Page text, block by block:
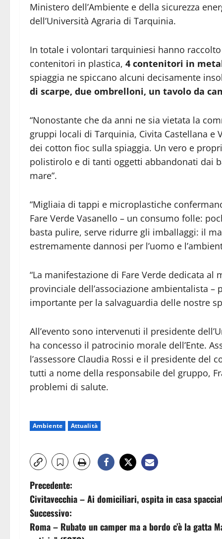
Ministero dell’Ambiente e della sicurezza
dell’Università Agraria di Tarquinia.
In totale i volontari tarquiniesi hanno
contenitori in plastica, 4 contenitori in
spiaggia ne spiccano alcuni decisamente
di scarpe, due ombrelloni, un tavolo da
“Nonostante che da anni ne sia vietata la
gruppi locali di Tarquinia, Civita Castellana
dei cotton fioc sulla spiaggia. Un vero e
polistirolo e di tanti oggetti abbandonati dai
mare”.
“Migliaia di tappi e microplastiche
Fare Verde Vasanello – un consumo folle:
basta pulire, serve ridurre gli imballaggi: il
estremamente dannosi per l’uomo e
“La manifestazione di Fare Verde dedicata
provinciale dell’associazione ambientalista
importante per la salvaguardia delle nostre
All’evento sono intervenuti il presidente
ha concesso il patrocinio morale dell’Ente.
l’assessore Claudia Rossi e il presidente del
tutti a nome della responsabile del gruppo,
problemi di salute.
Ambiente Attualità
N
a
v
Precedente:
Civitavecchia – Ai domiciliari, ospita in casa
Successivo:
Roma – Rubato un camper ma a bordo c’è la gatta